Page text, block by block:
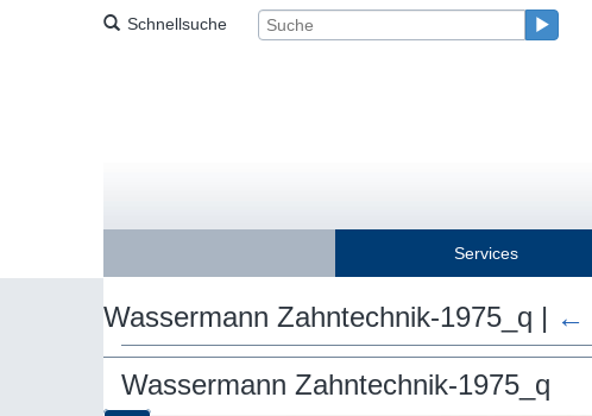
Schnellsuche
Services
Wassermann Zahntechnik-1975_q | ←
Wassermann Zahntechnik-1975_q